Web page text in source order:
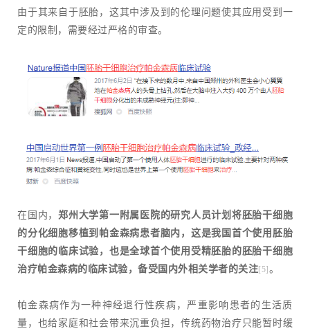
由于其来自于胚胎，这其中涉及到的伦理问题使其应用受到一
定的限制，需要经过严格的审查。
在国内， 郑州大学第一附属医院的研究人员计划将胚胎干细胞
的分化细胞移植到帕金森病患者脑内，这是我国首个使用胚胎
干细胞的临床试验，也是全球首个使用受精胚胎的胚胎干细胞
治疗帕金森病的临床试验，备受国内外相关学者的关注[5] 。
帕金森病作为一种神经退行性疾病，严重影响患者的生活质
量，也给家庭和社会带来沉重负担，传统药物治疗只能暂时缓